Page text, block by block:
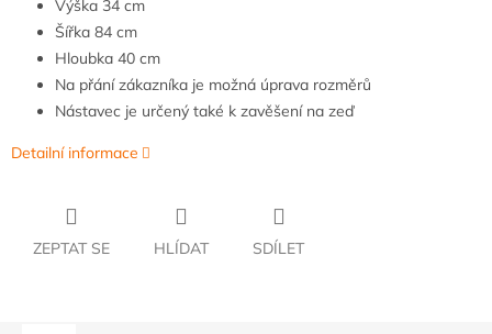
Výška 34 cm
Šířka 84 cm
Hloubka 40 cm
Na přání zákazníka je možná úprava rozměrů
Nástavec je určený také k zavěšení na zeď
Detailní informace
ZEPTAT SE HLÍDAT SDÍLET